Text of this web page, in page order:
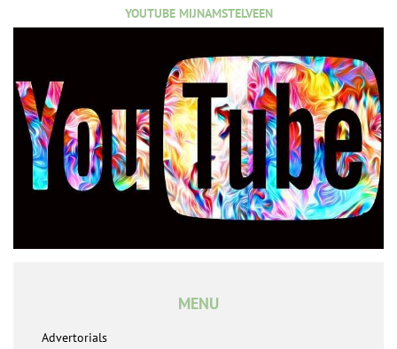
YOUTUBE MIJNAMSTELVEEN
MENU
Advertorials